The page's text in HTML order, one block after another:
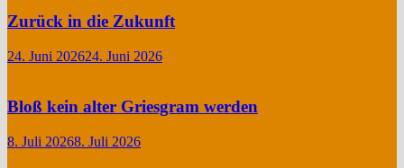
Zurück in die Zukunft
24. Juni 202624. Juni 2026
Bloß kein alter Griesgram werden
8. Juli 20268. Juli 2026